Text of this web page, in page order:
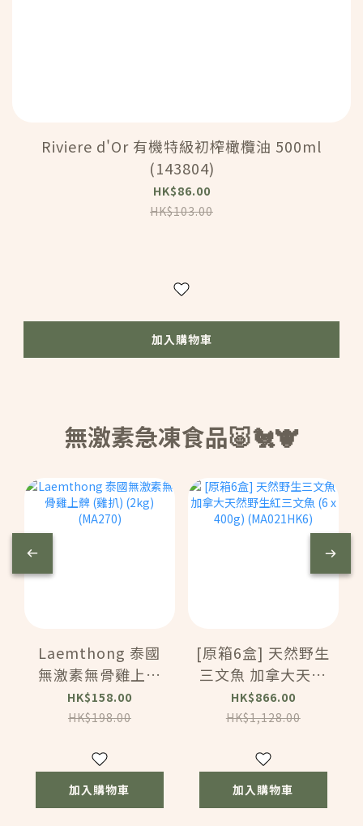
Riviere d'Or 有機特級初榨橄欖油 500ml
(143804)
HK$86.00
HK$103.00
加入購物車
無激素急凍食品🐷🐔🐮
Laemthong 泰國
無激素無骨雞上髀
(雞扒) (2kg)
(MA270)
HK$158.00
HK$198.00
加入購物車
[原箱6盒] 天然野生
三文魚 加拿大天然
野生紅三文魚 (6 x
400g)
HK$866.00
HK$1,128.00
加入購物車